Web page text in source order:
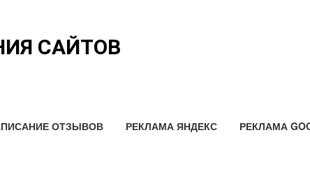
САЙТОВ
ОТЗЫВОВ РЕКЛАМА ЯНДЕКС РЕКЛАМА